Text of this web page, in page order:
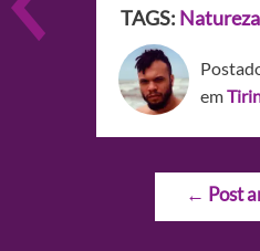
TAGS: Natureza
em
Navegação
← Post